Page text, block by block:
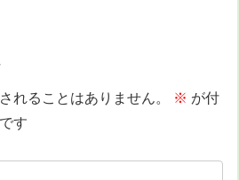
れることはありません。 ※ が付
す